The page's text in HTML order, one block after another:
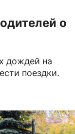
о
дождей на
поездки.